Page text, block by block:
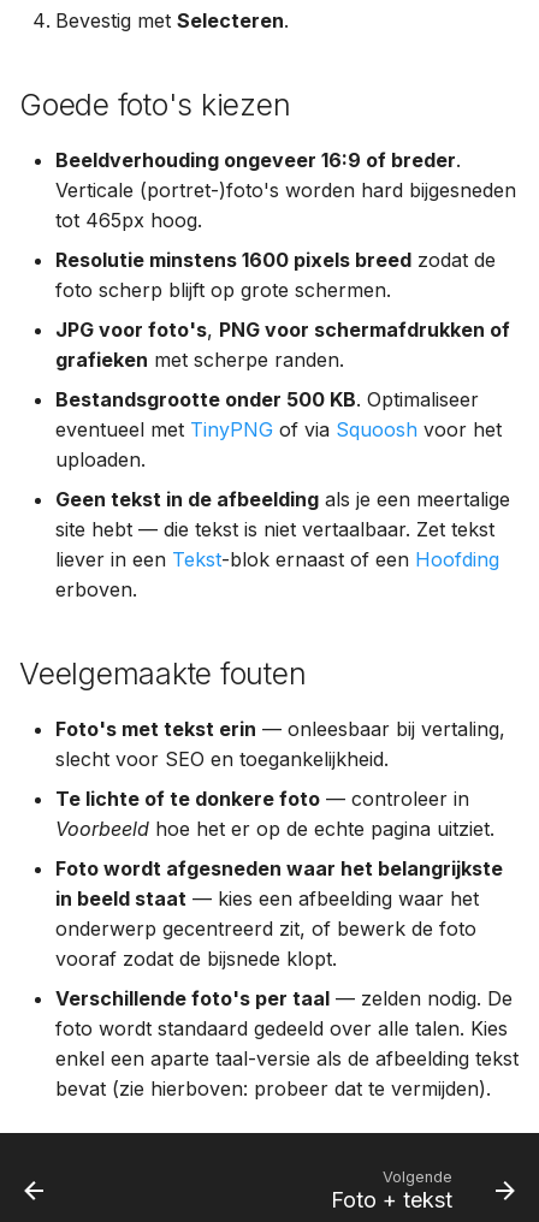
Bevestig met Selecteren.
Goede foto's kiezen
Beeldverhouding ongeveer 16:9 of breder.
Verticale (portret-)foto's worden hard bijgesneden
tot 465px hoog.
Resolutie minstens 1600 pixels breed zodat de
foto scherp blijft op grote schermen.
JPG voor foto's, PNG voor schermafdrukken of
grafieken met scherpe randen.
Bestandsgrootte onder 500 KB. Optimaliseer
eventueel met TinyPNG of via Squoosh voor het
uploaden.
Geen tekst in de afbeelding als je een meertalige
site hebt — die tekst is niet vertaalbaar. Zet tekst
liever in een Tekst-blok ernaast of een Hoofding
erboven.
Veelgemaakte fouten
Foto's met tekst erin — onleesbaar bij vertaling,
slecht voor SEO en toegankelijkheid.
Te lichte of te donkere foto — controleer in
Voorbeeld hoe het er op de echte pagina uitziet.
Foto wordt afgesneden waar het belangrijkste
in beeld staat — kies een afbeelding waar het
onderwerp gecentreerd zit, of bewerk de foto
vooraf zodat de bijsnede klopt.
Verschillende foto's per taal — zelden nodig. De
foto wordt standaard gedeeld over alle talen. Kies
enkel een aparte taal-versie als de afbeelding tekst
bevat (zie hierboven: probeer dat te vermijden).
Volgende
Foto + tekst